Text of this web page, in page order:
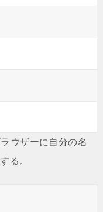
ウザーに自分の名
る。